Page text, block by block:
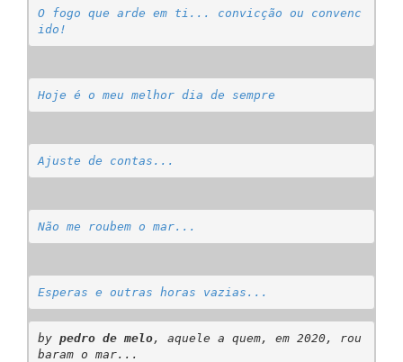
O fogo que arde em ti... convicção ou convenc
ido!
Hoje é o meu melhor dia de sempre
Ajuste de contas...
Não me roubem o mar...
Esperas e outras horas vazias...
by pedro de melo, aquele a quem, em 2020, rou
baram o mar...